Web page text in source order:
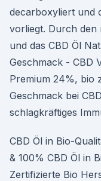
decarboxyliert und
vorliegt. Durch
und das CBD Öl
Geschmack - CBD
Premium 24%, bio
Geschmack bei
schlagkräftiges
CBD Öl in Bio-
& 100% CBD Öl in
Zertifizierte Bio